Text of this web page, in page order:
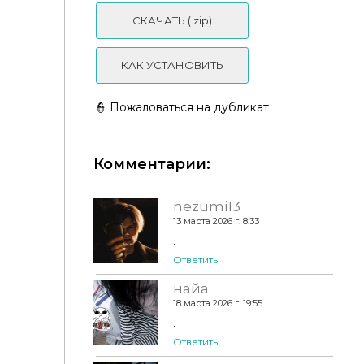
🛠️Sims 4 | Автогараж - AroundTheSims - Sims 4 -
СКАЧАТЬ (.zip)
КАК УСТАНОВИТЬ
👮 Пожаловаться на дубликат
Комментарии:
nezumi13
13 марта 2026 г. 8:33
.
Ответить
найа
18 марта 2026 г. 19:55
.
Ответить